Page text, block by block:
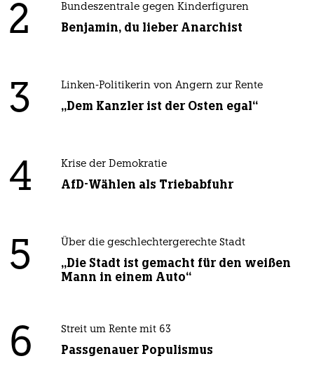
2 Bundeszentrale gegen Kinderfiguren
Benjamin, du lieber Anarchist
3 Linken-Politikerin von Angern zur Rente
„Dem Kanzler ist der Osten egal“
4 Krise der Demokratie
AfD-Wählen als Triebabfuhr
5 Über die geschlechtergerechte Stadt
„Die Stadt ist gemacht für den weißen
Mann in einem Auto“
6 Streit um Rente mit 63
Passgenauer Populismus